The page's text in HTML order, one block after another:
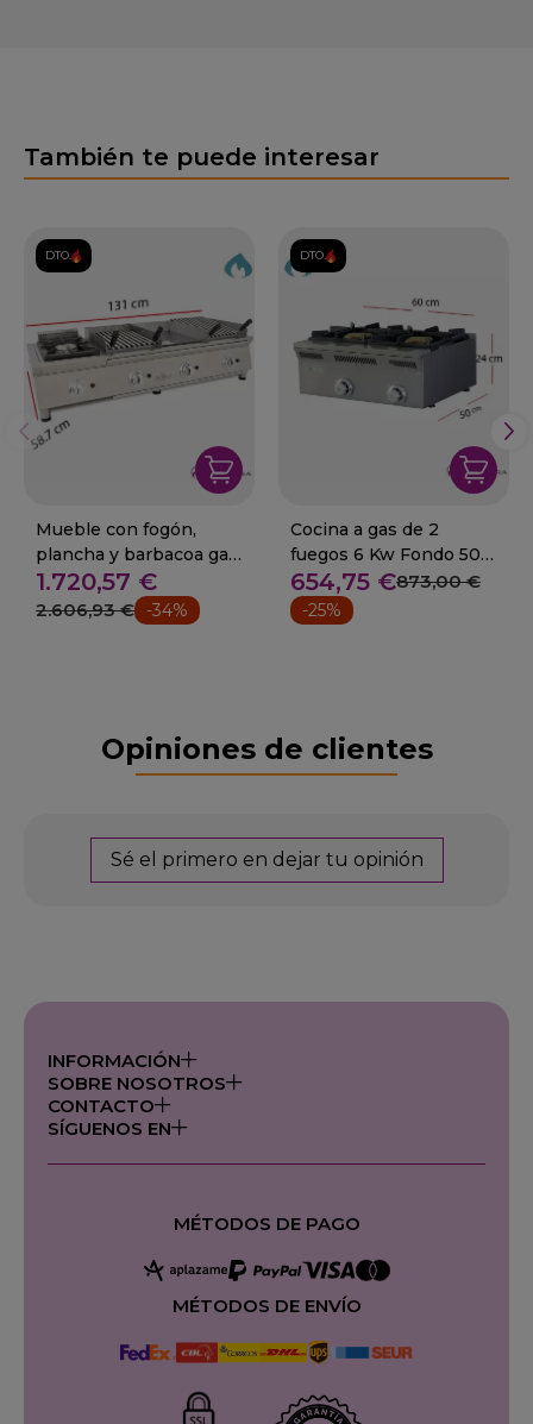
También te puede interesar
DTO.
Mueble con fogón,
plancha y barbacoa gas
23.2 kw 11-4MB+
1.720,57 €
2.606,93 € -34%
DTO.
Cocina a gas de 2
fuegos 6 Kw Fondo 50
cm 28-ELE-62G
654,75 €873,00 €
-25%
Opiniones de clientes
Sé el primero en dejar tu opinión
INFORMACIÓN
SOBRE NOSOTROS
CONTACTO
SÍGUENOS EN
MÉTODOS DE PAGO
MÉTODOS DE ENVÍO